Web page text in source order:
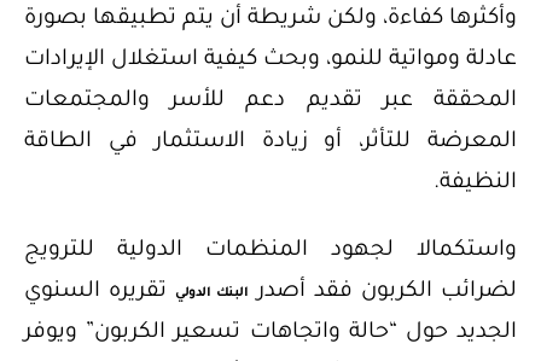
وأكثرها كفاءة، ولكن شريطة أن يتم تطبيقها بصورة
عادلة ومواتية للنمو، وبحث كيفية استغلال الإيرادات
المحققة عبر تقديم دعم للأسر والمجتمعات
المعرضة للتأثر، أو زيادة الاستثمار في الطاقة
النظيفة.
واستكمالا لجهود المنظمات الدولية للترويج
لضرائب الكربون فقد أصدرالبنك الدوليتقريره السنوي
الجديد حول “حالة واتجاهات تسعير الكربون” ويوفر